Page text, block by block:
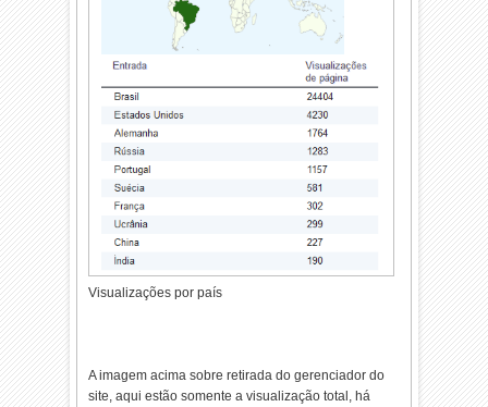
Visualizações por país
A imagem acima sobre retirada do gerenciador do
site, aqui estão somente a visualização total, há